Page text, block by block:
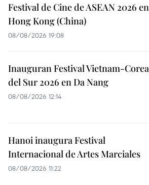
Festival de Cine de ASEAN 2026 en
Hong Kong (China)
08/08/2026 19:08
Inauguran Festival Vietnam-Corea
del Sur 2026 en Da Nang
08/08/2026 12:14
Hanoi inaugura Festival
Internacional de Artes Marciales
08/08/2026 11:22